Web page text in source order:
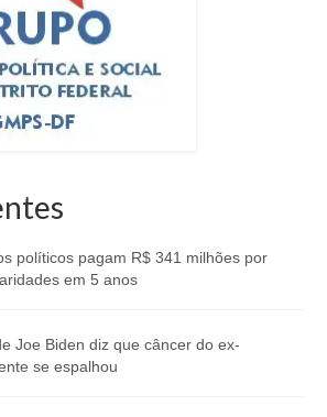
políticos pagam R$ 341 milhões por
em 5 anos
Joe Biden diz que câncer do ex-
se espalhou